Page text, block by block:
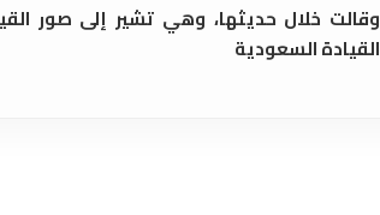
وقالت خلال حديثها، وهي تشير إلى صور
القيادة السعودية